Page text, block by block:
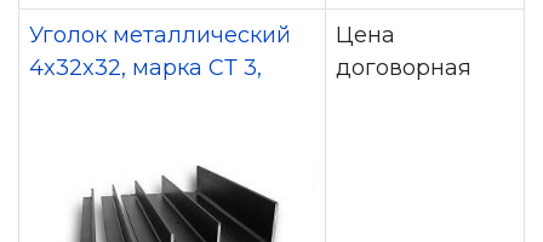
Уголок металлический
4x32x32, марка СТ 3,
Цена
договорная